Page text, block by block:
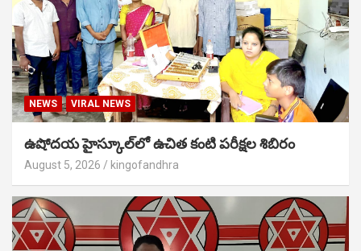
NEWS VIRAL NEWS
ఉషోదయ హైస్కూల్‌లో ఉచిత కంటి పరీక్షల శిబిరం
August 5, 2026 kingofandhra